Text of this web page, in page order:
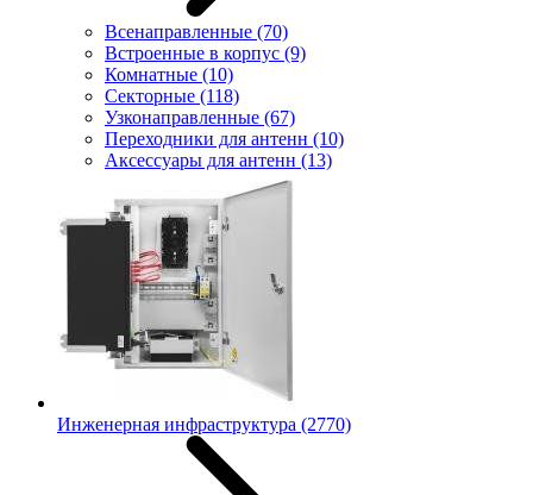
Всенаправленные (70)
Встроенные в корпус (9)
Комнатные (10)
Секторные (118)
Узконаправленные (67)
Переходники для антенн (10)
Аксессуары для антенн (13)
Инженерная инфраструктура (2770)